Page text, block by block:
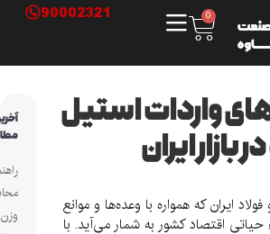
90002321
واردات استیل
ایران
که همواره با وعده‌ها و موانع
اقتصاد کشور به شمار می‌آید. با
راهنمای